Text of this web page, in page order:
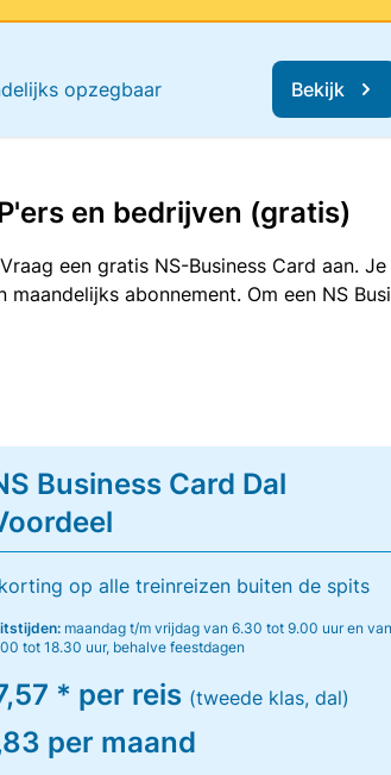
opzegbaar Bekijk
en bedrijven (gratis)
een gratis NS-Business Card aan.
abonnement. Om een NS
Business Card Dal
op alle treinreizen buiten de spits
maandag t/m vrijdag van 6.30 tot 9.00 uur en van
tot 18.30 uur, behalve feestdagen
* per reis (tweede klas, dal)
per maand